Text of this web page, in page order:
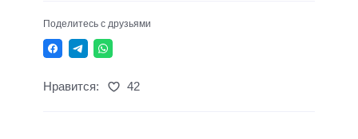
Поделитесь с друзьями
Нравится: 42